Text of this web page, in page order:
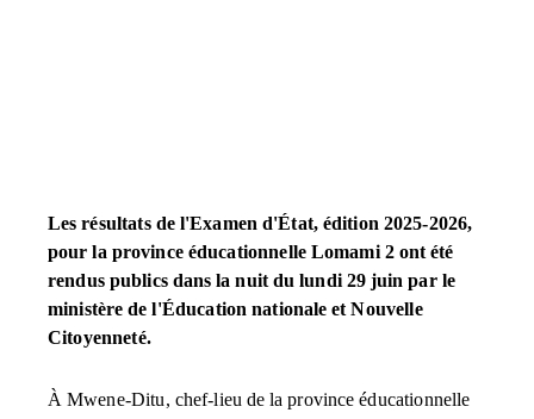
Les résultats de l'Examen d'État, édition 2025-2026,
pour la province éducationnelle Lomami 2 ont été
rendus publics dans la nuit du lundi 29 juin par le
ministère de l'Éducation nationale et Nouvelle
Citoyenneté.
À Mwene-Ditu, chef-lieu de la province éducationnelle